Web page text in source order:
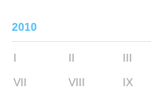
2010
I II III
VII
VIII IX